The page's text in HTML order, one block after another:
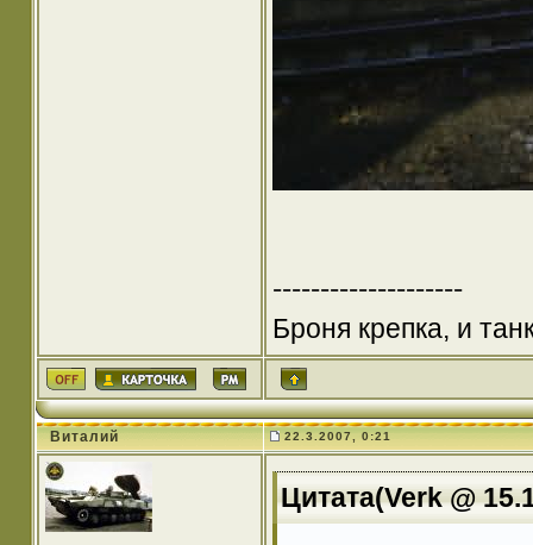
--------------------
Броня крепка, и
Виталий 22.3.2007, 0:21
Цитата(Verk @